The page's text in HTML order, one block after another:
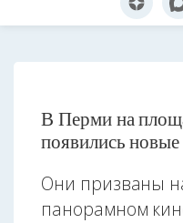
В Перми на
появились
Они призваны
панорамном